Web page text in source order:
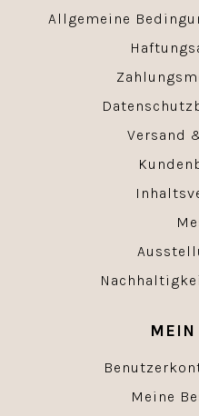
Allgemeine
Versand
MEIN
Meine